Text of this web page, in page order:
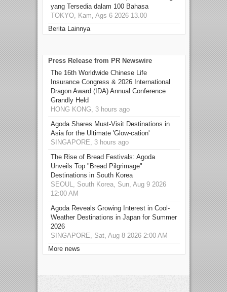
yang Tersedia dalam 100 Bahasa
TOKYO, Kam, Ags 6 2026 13.00
Berita Lainnya
Press Release from PR Newswire
The 16th Worldwide Chinese Life
Insurance Congress & 2026 International
Dragon Award (IDA) Annual Conference
Grandly Held
HONG KONG, 3 hours ago
Agoda Shares Must-Visit Destinations in
Asia for the Ultimate 'Glow-cation'
SINGAPORE, 3 hours ago
The Rise of Bread Festivals: Agoda
Unveils Top "Bread Pilgrimage"
Destinations in South Korea
SEOUL, South Korea, Sun, Aug 9 2026
12:00 AM
Agoda Reveals Growing Interest in Cool-
Weather Destinations in Japan for Summer
2026
SINGAPORE, Sat, Aug 8 2026 2:00 AM
More news